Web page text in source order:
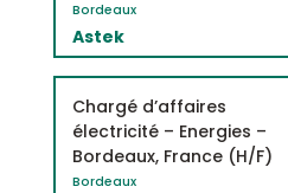
Astek
Bordeaux
Chargé d’affaires
électricité – Energies –
Bordeaux, France (H/F)
Bordeaux